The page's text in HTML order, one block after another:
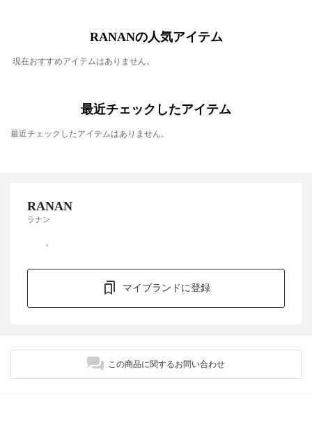
RANANの人気アイテム
現在おすすめアイテムはありません。
最近チェックしたアイテム
最近チェックしたアイテムはありません。
RANAN
ラナン
マイブランドに登録
この商品に関するお問い合わせ